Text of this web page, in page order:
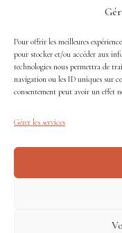
Pour offrir les meilleures
pour stocker et/ou accéder aux
technologies nous permettra de
navigation ou les ID uniques sur
consentement peut avoir un effet
Gérer les services